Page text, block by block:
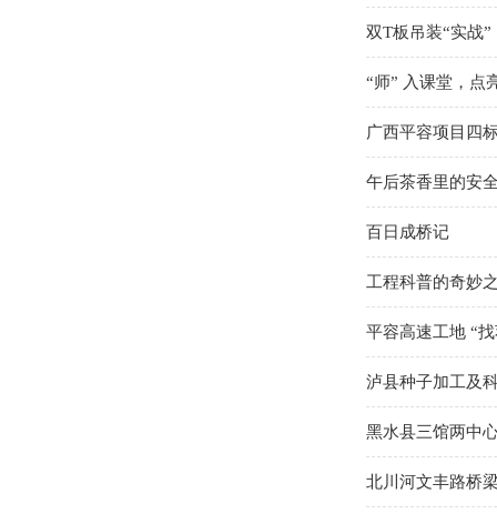
双T板吊装“实战
“师” 入课堂，点
广西平容项目四
午后茶香里的安
百日成桥记
工程科普的奇妙
平容高速工地 “
泸县种子加工及
黑水县三馆两中
北川河文丰路桥